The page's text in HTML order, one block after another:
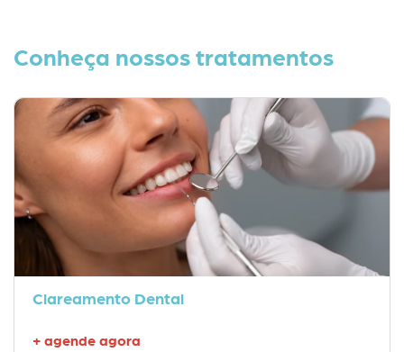
Conheça nossos tratamentos
Clareamento Dental
+ agende agora